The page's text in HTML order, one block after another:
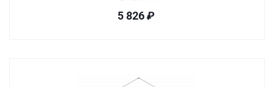
5 826₽